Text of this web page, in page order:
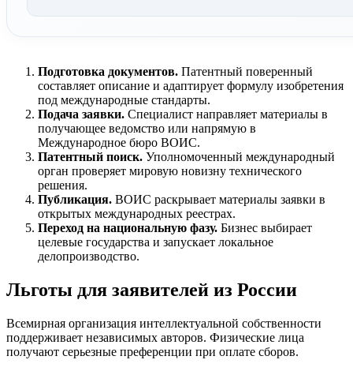
Подготовка документов. Патентный поверенный
составляет описание и адаптирует формулу изобретения
под международные стандарты.
Подача заявки. Специалист направляет материалы в
получающее ведомство или напрямую в
Международное бюро ВОИС.
Патентный поиск. Уполномоченный международный
орган проверяет мировую новизну технического
решения.
Публикация. ВОИС раскрывает материалы заявки в
открытых международных реестрах.
Переход на национальную фазу. Бизнес выбирает
целевые государства и запускает локальное
делопроизводство.
Льготы для заявителей из России
Всемирная организация интеллектуальной собственности
поддерживает независимых авторов. Физические лица
получают серьезные преференции при оплате сборов.